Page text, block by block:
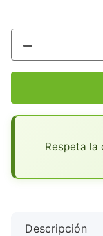
Respeta la
Descripción